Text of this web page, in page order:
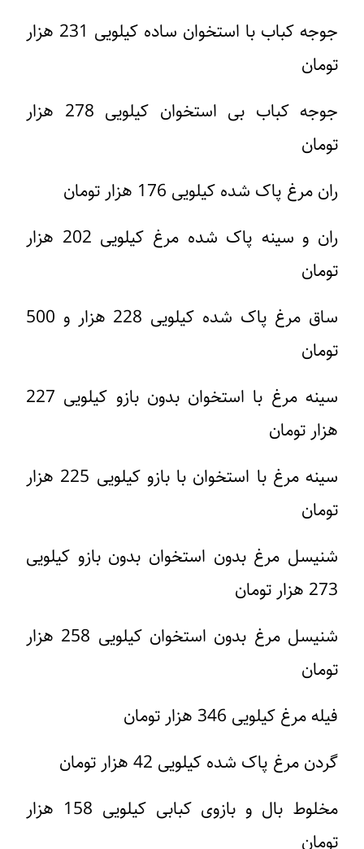
جوجه کباب با استخوان ساده کیلویی 231 هزار
تومان
جوجه کباب بی استخوان کیلویی 278 هزار
تومان
ران مرغ پاک شده کیلویی 176 هزار تومان
ران و سینه پاک شده مرغ کیلویی 202 هزار
تومان
ساق مرغ پاک شده کیلویی 228 هزار و 500
تومان
سینه مرغ با استخوان بدون بازو کیلویی 227
هزار تومان
سینه مرغ با استخوان با بازو کیلویی 225 هزار
تومان
شنیسل مرغ بدون استخوان بدون بازو کیلویی
273 هزار تومان
شنیسل مرغ بدون استخوان کیلویی 258 هزار
تومان
فیله مرغ کیلویی 346 هزار تومان
گردن مرغ پاک شده کیلویی 42 هزار تومان
مخلوط بال و بازوی کبابی کیلویی 158 هزار
تومان